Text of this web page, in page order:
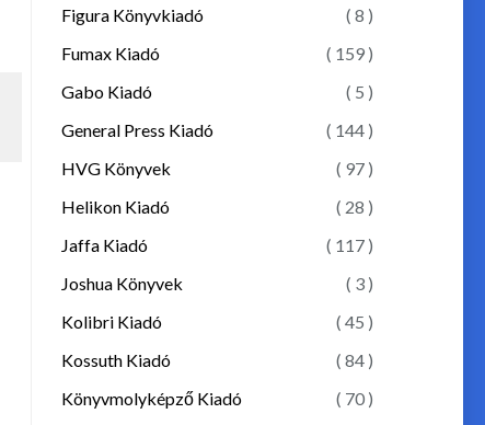
Figura Könyvkiadó
( 8 )
Fumax Kiadó
( 159 )
Gabo Kiadó
( 5 )
General Press Kiadó
( 144 )
HVG Könyvek
( 97 )
Helikon Kiadó
( 28 )
Jaffa Kiadó
( 117 )
Joshua Könyvek
( 3 )
Kolibri Kiadó
( 45 )
Kossuth Kiadó
( 84 )
Könyvmolyképző Kiadó
( 70 )